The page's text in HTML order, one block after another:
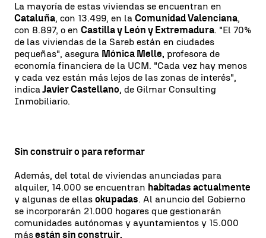
La mayoría de estas viviendas se encuentran en
Cataluña, con 13.499, en la Comunidad Valenciana,
con 8.897, o en Castilla y León y Extremadura. "El 70%
de las viviendas de la Sareb están en ciudades
pequeñas", asegura Mónica Melle, profesora de
economía financiera de la UCM. "Cada vez hay menos
y cada vez están más lejos de las zonas de interés",
indicaJavier Castellano, de Gilmar Consulting
Inmobiliario.
Sin construir o para reformar
Además, del total de viviendas anunciadas para
alquiler, 14.000 se encuentran habitadas actualmente
y algunas de ellas okupadas. Al anuncio del Gobierno
se incorporarán 21.000 hogares que gestionarán
comunidades autónomas y ayuntamientos y 15.000
másestán sin construir.